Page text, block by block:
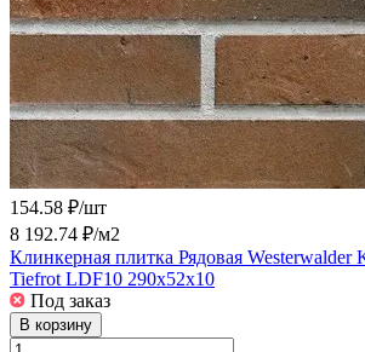
154.58 ₽/шт
8 192.74 ₽/м2
Клинкерная плитка Рядовая
Tiefrot LDF10 290x52x10
Под заказ
В корзину